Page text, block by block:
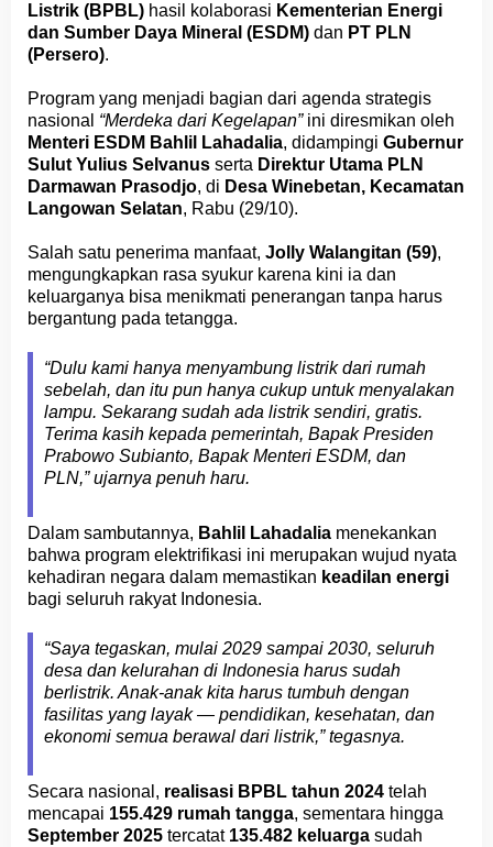
Listrik (BPBL) hasil kolaborasi Kementerian Energi
dan Sumber Daya Mineral (ESDM) dan PT PLN
(Persero).
Program yang menjadi bagian dari agenda strategis
nasional “Merdeka dari Kegelapan”ini diresmikan oleh
Menteri ESDM Bahlil Lahadalia, didampingi Gubernur
Sulut Yulius Selvanus serta Direktur Utama PLN
Darmawan Prasodjo, di Desa Winebetan, Kecamatan
Langowan Selatan, Rabu (29/10).
Salah satu penerima manfaat, Jolly Walangitan (59),
mengungkapkan rasa syukur karena kini ia dan
keluarganya bisa menikmati penerangan tanpa harus
bergantung pada tetangga.
“Dulu kami hanya menyambung listrik dari rumah
sebelah, dan itu pun hanya cukup untuk menyalakan
lampu. Sekarang sudah ada listrik sendiri, gratis.
Terima kasih kepada pemerintah, Bapak Presiden
Prabowo Subianto, Bapak Menteri ESDM, dan
PLN,” ujarnya penuh haru.
Dalam sambutannya, Bahlil Lahadalia menekankan
bahwa program elektrifikasi ini merupakan wujud nyata
kehadiran negara dalam memastikan keadilan energi
bagi seluruh rakyat Indonesia.
“Saya tegaskan, mulai 2029 sampai 2030, seluruh
desa dan kelurahan di Indonesia harus sudah
berlistrik. Anak-anak kita harus tumbuh dengan
fasilitas yang layak — pendidikan, kesehatan, dan
ekonomi semua berawal dari listrik,” tegasnya.
Secara nasional, realisasi BPBL tahun 2024 telah
mencapai 155.429 rumah tangga, sementara hingga
September 2025 tercatat 135.482 keluarga sudah